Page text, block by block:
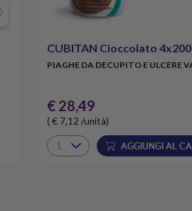
CUBITAN Cioccolato
PIAGHE DA DECUPITO E ULCERE
€ 28,49
( € 7,12 /unità)
AGGIUNGI AL